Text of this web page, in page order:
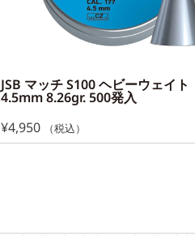
JSB マッチ S100 ヘビーウェイト
4.5mm 8.26gr. 500発入
¥4,950 （税込）